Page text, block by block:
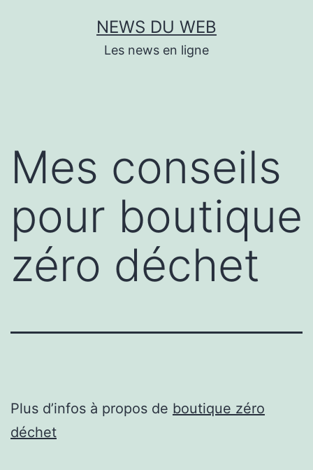
NEWS DU WEB
Les news en ligne
Mes conseils
pour boutique
zéro déchet
Plus d’infos à propos de boutique zéro
déchet